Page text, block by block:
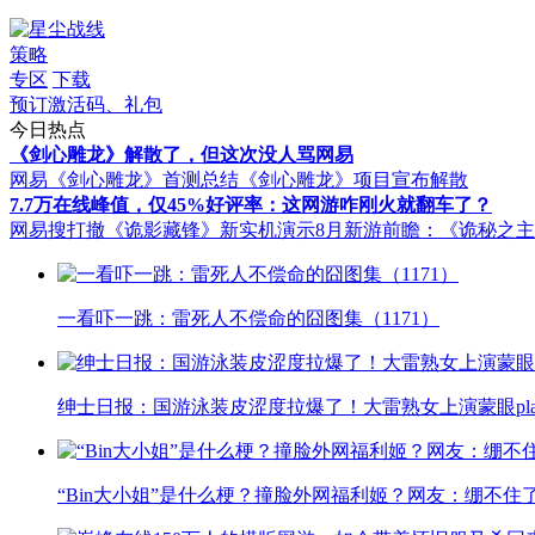
策略
专区 下载
预订激活码、礼包
今日热点
《剑心雕龙》解散了，但这次没人骂网易
网易《剑心雕龙》首测总结 《剑心雕龙》项目宣布解散
7.7万在线峰值，仅45%好评率：这网游咋刚火就翻车了？
网易搜打撤《诡影藏锋》新实机演示8月新游前瞻：《诡秘之
一看吓一跳：雷死人不偿命的囧图集（1171）
绅士日报：国游泳装皮涩度拉爆了！大雷熟女上演蒙眼
“Bin大小姐”是什么梗？撞脸外网福利姬？网友：绷不住